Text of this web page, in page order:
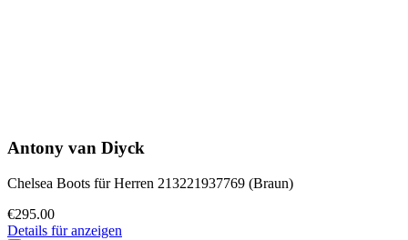
Antony van Diyck
Chelsea Boots für Herren 213221937769 (Braun)
€295.00
Details für anzeigen